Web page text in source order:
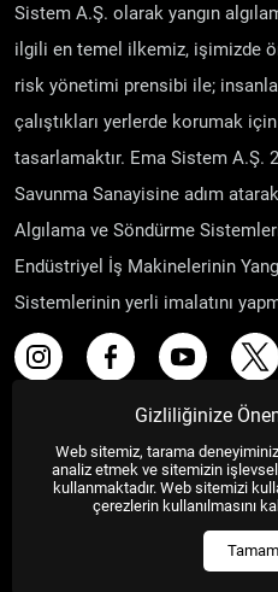
Sistem A.Ş. olarak yangın
ilgili en temel ilkemiz, işimizde
risk yönetimi prensibi ile;
çalıştıkları yerlerde korumak
tasarlamaktır. Ema Sistem A.Ş.
Savunma Sanayisine adım atarak
Algılama ve Söndürme
Endüstriyel İş Makinelerinin
Sistemlerinin yerli imalatını
Gizliliğinize
Web sitemiz, tarama
analiz etmek ve sitemizin
kullanmaktadır. Web sitemizi
çerezlerin kullanılmasını
Tamam